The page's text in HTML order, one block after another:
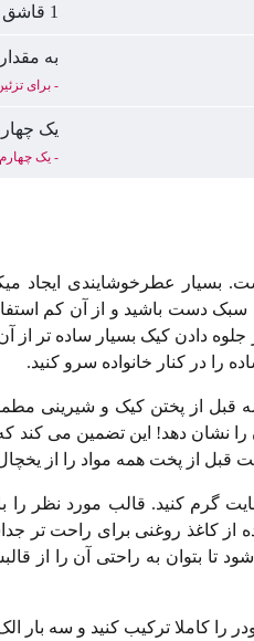
1 قاشق چای خوری
به
- برای
یک
- یک
بسیار عطرخوشایندی ایجاد
دست باشید و از آن کم
دادن کیک بسیار ساده تر از
را در کنار خانواده سرو کنید.
قبل از پختن کیک و شیرینی
را نشان دهد! این تضمین می کند
فر را با دمای 350 درجه فارنهایت گرم
از کاغذ روغنی برای راحت تر
شود تا بتوان به راحتی آن را از